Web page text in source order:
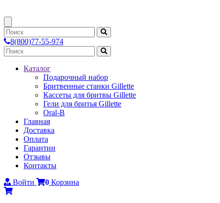
8(800)77-55-974
Каталог
Подарочный набор
Бритвенные станки Gillette
Каcсеты для бритвы Gillette
Гели для бритья Gillette
Oral-B
Главная
Доставка
Оплата
Гарантии
Отзывы
Контакты
Войти
0 Корзина